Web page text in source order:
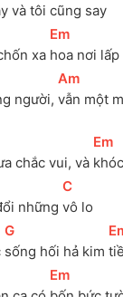
và tôi cũng say
xa
[Em
hoa nơi lấp
người,
[
Am
vẫn một
chắc vui, và
[Em
những
[
C
vô lo
[
G
sống hối hả kim
[
[Em